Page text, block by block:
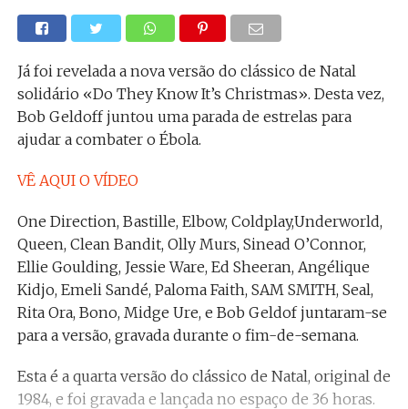
Já foi revelada a nova versão do clássico de Natal
solidário «Do They Know It’s Christmas». Desta vez,
Bob Geldoff juntou uma parada de estrelas para
ajudar a combater o Ébola.
VÊ AQUI O VÍDEO
One Direction, Bastille, Elbow, Coldplay,Underworld,
Queen, Clean Bandit, Olly Murs, Sinead O’Connor,
Ellie Goulding, Jessie Ware, Ed Sheeran, Angélique
Kidjo, Emeli Sandé, Paloma Faith, SAM SMITH, Seal,
Rita Ora, Bono, Midge Ure, e Bob Geldof juntaram-se
para a versão, gravada durante o fim-de-semana.
Esta é a quarta versão do clássico de Natal, original de
1984, e foi gravada e lançada no espaço de 36 horas.